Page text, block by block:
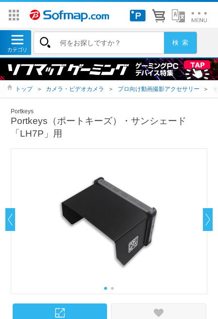
トップ ＞ カメラ・ビデオカメラ ＞ プロ向け動画撮影アクセサリー ＞
Portkeys
Portkeys（ポートキーズ）・サンシェード
「LH7P」用